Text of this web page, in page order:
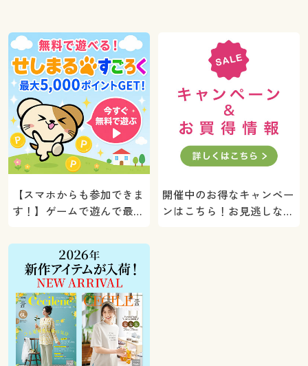
【スマホからも参加できま
す！】ゲームで遊んで最大
ト！
開催中のお得なキャンペー
ンはこちら！お見逃しな